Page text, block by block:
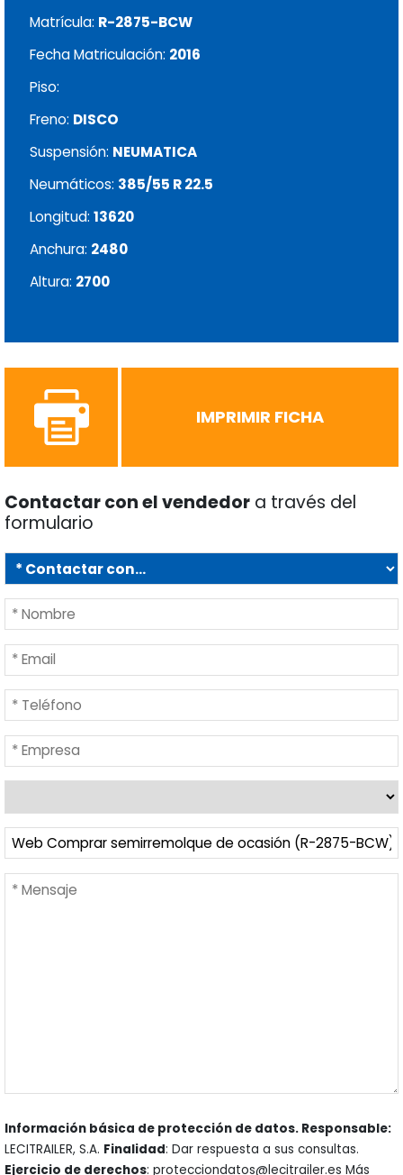
Matrícula: R-2875-BCW
Fecha Matriculación: 2016
Piso:
Freno: DISCO
Suspensión: NEUMATICA
Neumáticos: 385/55 R 22.5
Longitud: 13620
Anchura: 2480
Altura: 2700
IMPRIMIR FICHA
Contactar con el vendedor a través del
formulario
Información básica de protección de datos. Responsable:
LECITRAILER, S.A. Finalidad: Dar respuesta a sus consultas.
Ejercicio de derechos: protecciondatos@lecitrailer.es Más